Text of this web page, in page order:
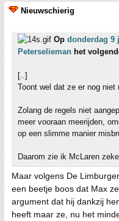
Nieuwschierig
Op donderdag 9
Peterselieman het
[..]
Toont wel dat ze er nog niet
Zolang de regels niet
meer vooraan meerijden,
op een slimme manier
Daarom zie ik McLaren
Maar volgens De
een beetje boos dat Max
argument dat hij dankzij
heeft maar ze, nu het